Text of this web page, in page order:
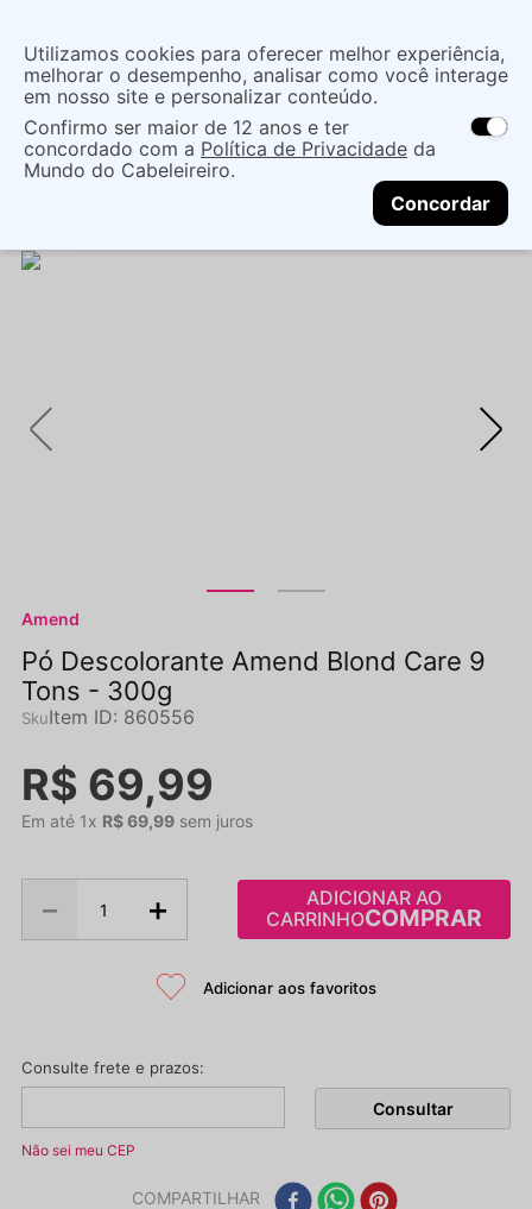
localização
As ofertas e opções de entrega variam de
acordo com a região.Não sei meu CEP
CONTINUAR
O que você procura?
Coloração
Produtos para Coloração
PÓ DESCOLORANTE AMEND
Amend
Pó Descolorante Amend Blond Care 9
Tons - 300g
Item ID: 860556
R$ 69,99
Em até 1x R$69,99 sem juros
＋
－
ADICIONAR AO
CARRINHO
Não sei meu CEP
COMPARTILHAR
Utilizamos cookies para oferecer melhor experiência,
melhorar o desempenho, analisar como você interage
em nosso site e personalizar conteúdo.
Confirmo ser maior de 12 anos e ter
concordado com a Política de Privacidade da
Mundo do Cabeleireiro.
Concordar